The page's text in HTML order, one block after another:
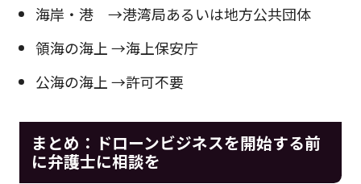
海岸・港 →港湾局あるいは地方公共団体
領海の海上 →海上保安庁
公海の海上 →許可不要
まとめ：ドローンビジネスを開始する前
に弁護士に相談を